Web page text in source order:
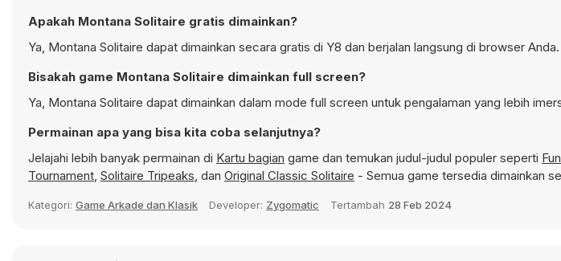
Apakah Montana Solitaire gratis dimainkan?
Ya, Montana Solitaire dapat dimainkan secara gratis di Y8 dan berjalan langsung di browser Anda.
Bisakah game Montana Solitaire dimainkan full screen?
Ya, Montana Solitaire dapat dimainkan dalam mode full screen untuk pengalaman yang lebih
Permainan apa yang bisa kita coba selanjutnya?
Jelajahi lebih banyak permainan di Kartu bagian game dan temukan judul-judul populer seperti
Tournament, Solitaire Tripeaks, dan Original Classic Solitaire - Semua game tersedia dimainkan
Kategori: Game Arkade dan Klasik Developer: Zygomatic Tertambah 28 Feb 2024